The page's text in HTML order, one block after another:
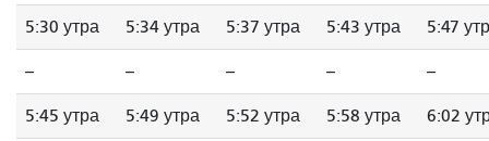
5:30 утра 5:34 утра 5:37 утра 5:43 утра 5:47
-- -- -- -- --
5:45 утра 5:49 утра 5:52 утра 5:58 утра 6:02